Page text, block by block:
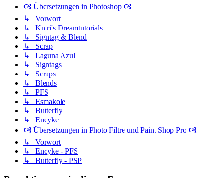
🙧 Übersetzungen in Photoshop 🙧
↳ Vorwort
↳ Kniri's Dreamtutorials
↳ Signtag & Blend
↳ Scrap
↳ Laguna Azul
↳ Signtags
↳ Scraps
↳ Blends
↳ PFS
↳ Esmakole
↳ Butterfly
↳ Encyke
🙧 Übersetzungen in Photo Filtre und Paint Shop Pro 🙧
↳ Vorwort
↳ Encyke - PFS
↳ Butterfly - PSP